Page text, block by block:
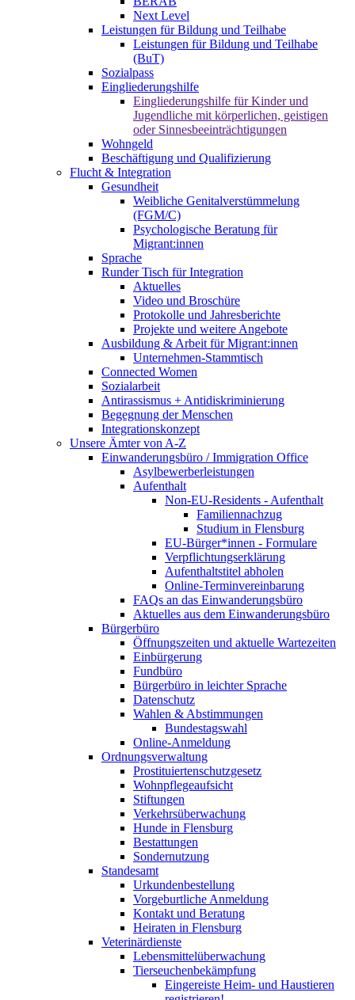
Next Level
Leistungen für Bildung und Teilhabe
Leistungen für Bildung und Teilhabe
(BuT)
Sozialpass
Eingliederungshilfe
Eingliederungshilfe für Kinder und
Jugendliche mit körperlichen, geistigen
oder Sinnesbeeinträchtigungen
Wohngeld
Beschäftigung und Qualifizierung
Flucht & Integration
Gesundheit
Weibliche Genitalverstümmelung
(FGM/C)
Psychologische Beratung für
Migrant:innen
Sprache
Runder Tisch für Integration
Aktuelles
Video und Broschüre
Protokolle und Jahresberichte
Projekte und weitere Angebote
Ausbildung & Arbeit für Migrant:innen
Unternehmen-Stammtisch
Connected Women
Sozialarbeit
Antirassismus + Antidiskriminierung
Begegnung der Menschen
Integrationskonzept
Unsere Ämter von A-Z
Einwanderungsbüro / Immigration Office
Asylbewerberleistungen
Aufenthalt
Non-EU-Residents - Aufenthalt
Familiennachzug
Studium in Flensburg
EU-Bürger*innen - Formulare
Verpflichtungserklärung
Aufenthaltstitel abholen
Online-Terminvereinbarung
FAQs an das Einwanderungsbüro
Aktuelles aus dem Einwanderungsbüro
Bürgerbüro
Öffnungszeiten und aktuelle Wartezeiten
Einbürgerung
Fundbüro
Bürgerbüro in leichter Sprache
Datenschutz
Wahlen & Abstimmungen
Bundestagswahl
Online-Anmeldung
Ordnungsverwaltung
Prostituiertenschutzgesetz
Wohnpflegeaufsicht
Stiftungen
Verkehrsüberwachung
Hunde in Flensburg
Bestattungen
Sondernutzung
Standesamt
Urkundenbestellung
Vorgeburtliche Anmeldung
Kontakt und Beratung
Heiraten in Flensburg
Veterinärdienste
Lebensmittelüberwachung
Tierseuchenbekämpfung
Eingereiste Heim- und Haustieren